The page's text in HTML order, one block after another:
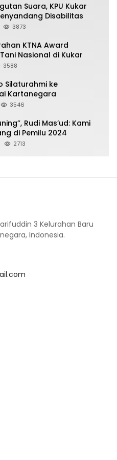
Suara, KPU Kukar
Disabilitas
3873
KTNA Award
Nasional di Kukar
3588
Silaturahmi ke
Kartanegara
3546
Rudi Mas’ud: Kami
di Pemilu 2024
2713
3 Kelurahan Baru
Indonesia.